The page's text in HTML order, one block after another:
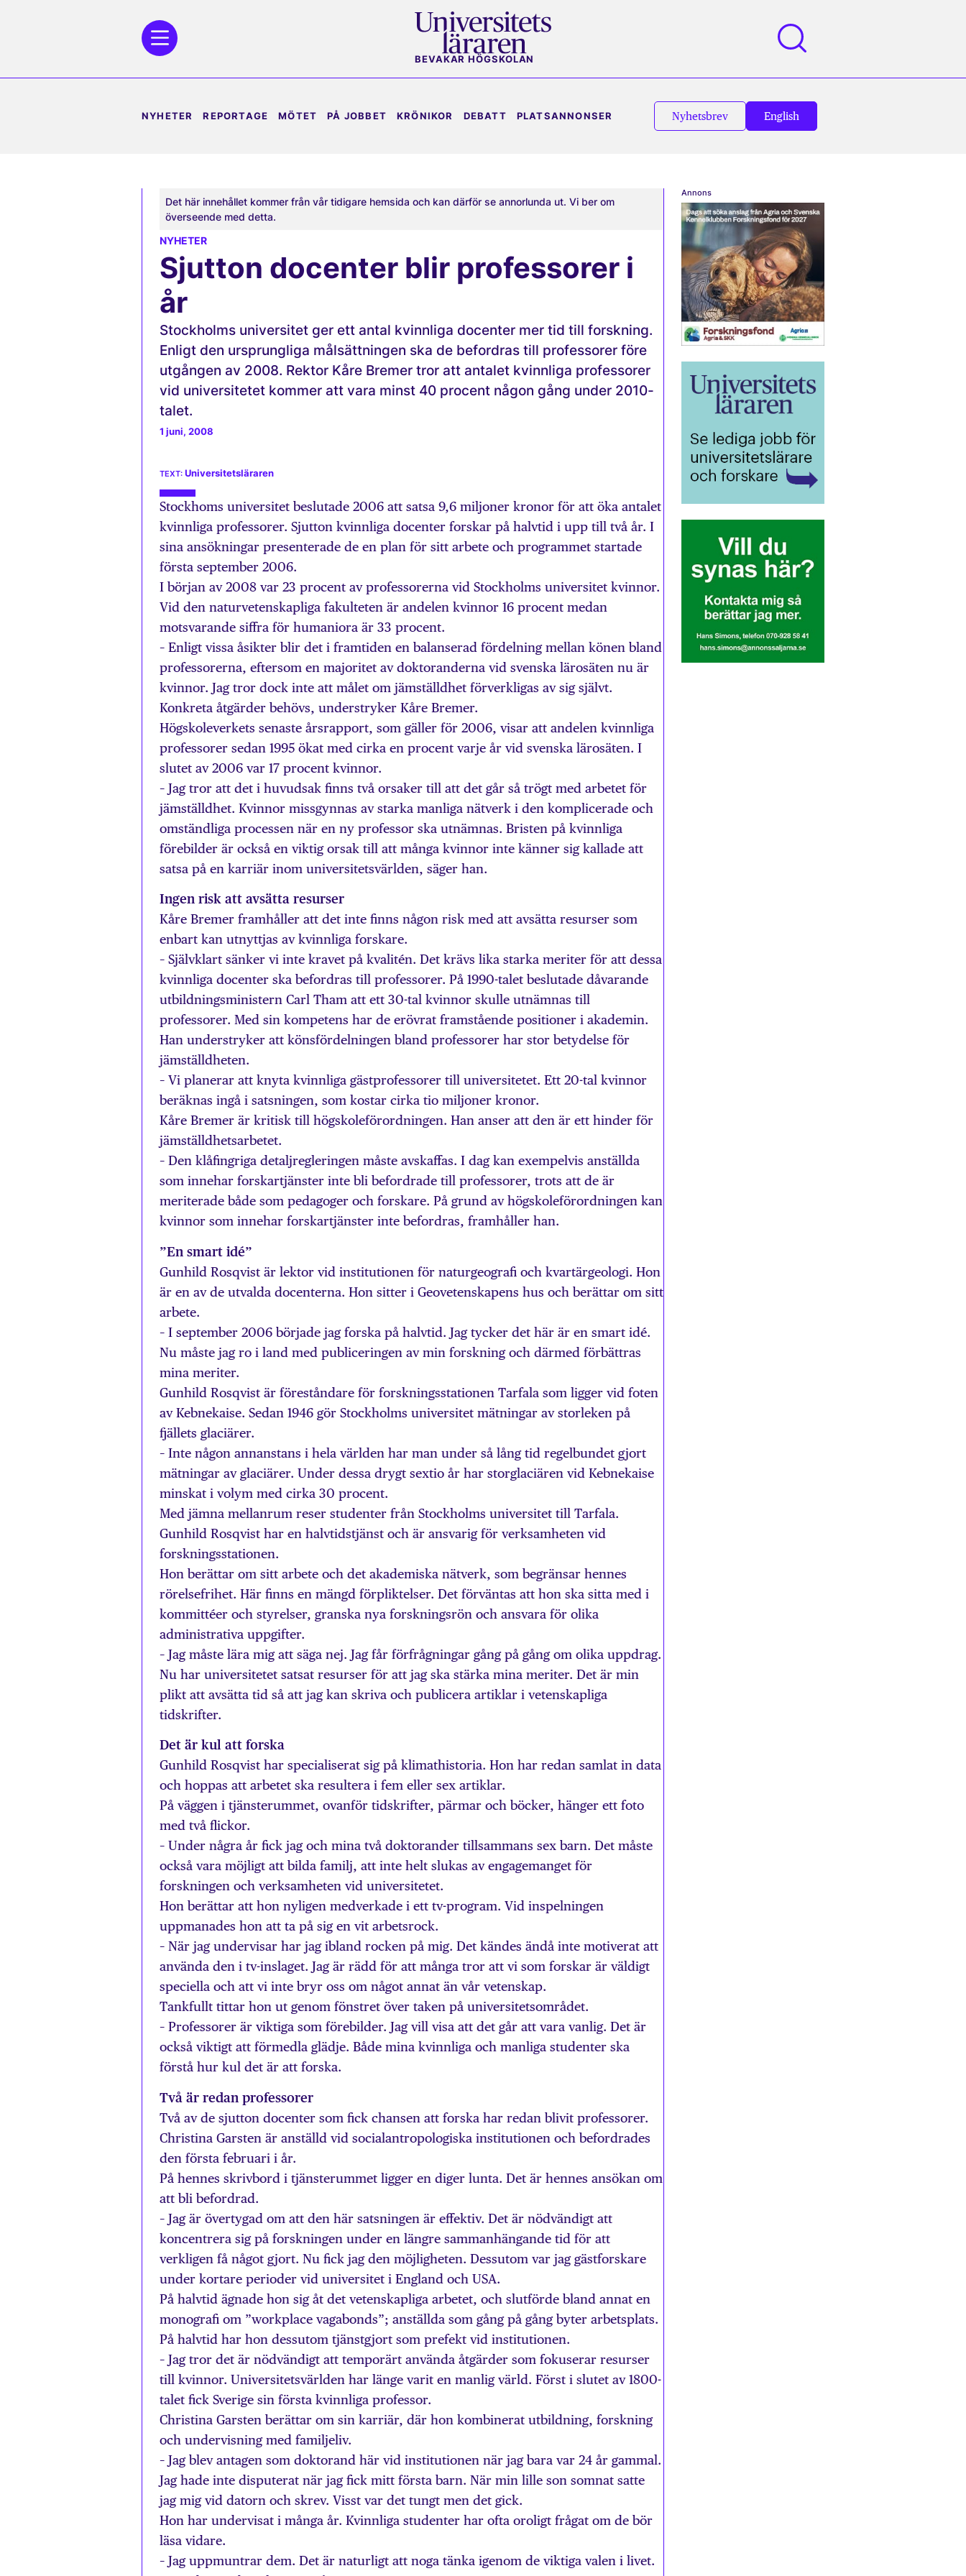
BEVAKAR HÖGSKOLAN
NYHETER REPORTAGE MÖTET PÅ JOBBET KRÖNIKOR DEBATT PLATSANNONSER Nyhetsbrev English
Det här innehållet kommer från vår tidigare hemsida och kan därför se annorlunda ut. Vi ber om
överseende med detta.
NYHETER
Sjutton docenter blir professorer i
år
Stockholms universitet ger ett antal kvinnliga docenter mer tid till forskning.
Enligt den ursprungliga målsättningen ska de befordras till professorer före
utgången av 2008. Rektor Kåre Bremer tror att antalet kvinnliga professorer
vid universitetet kommer att vara minst 40 procent någon gång under 2010-
talet.
1 juni, 2008
Universitetsläraren
Stockhoms universitet beslutade 2006 att satsa 9,6 miljoner kronor för att öka antalet
kvinnliga professorer. Sjutton kvinnliga docenter forskar på halvtid i upp till två år. I
sina ansökningar presenterade de en plan för sitt arbete och programmet startade
första september 2006.
I början av 2008 var 23 procent av professorerna vid Stockholms universitet kvinnor.
Vid den naturvetenskapliga fakulteten är andelen kvinnor 16 procent medan
motsvarande siffra för humaniora är 33 procent.
– Enligt vissa åsikter blir det i framtiden en balanserad fördelning mellan könen bland
professorerna, eftersom en majoritet av doktoranderna vid svenska lärosäten nu är
kvinnor. Jag tror dock inte att målet om jämställdhet förverkligas av sig självt.
Konkreta åtgärder behövs, understryker Kåre Bremer.
Högskoleverkets senaste årsrapport, som gäller för 2006, visar att andelen kvinnliga
professorer sedan 1995 ökat med cirka en procent varje år vid svenska lärosäten. I
slutet av 2006 var 17 procent kvinnor.
– Jag tror att det i huvudsak finns två orsaker till att det går så trögt med arbetet för
jämställdhet. Kvinnor missgynnas av starka manliga nätverk i den komplicerade och
omständliga processen när en ny professor ska utnämnas. Bristen på kvinnliga
förebilder är också en viktig orsak till att många kvinnor inte känner sig kallade att
satsa på en karriär inom universitetsvärlden, säger han.
Ingen risk att avsätta resurser
Kåre Bremer framhåller att det inte finns någon risk med att avsätta resurser som
enbart kan utnyttjas av kvinnliga forskare.
– Självklart sänker vi inte kravet på kvalitén. Det krävs lika starka meriter för att dessa
kvinnliga docenter ska befordras till professorer. På 1990-talet beslutade dåvarande
utbildningsministern Carl Tham att ett 30-tal kvinnor skulle utnämnas till
professorer. Med sin kompetens har de erövrat framstående positioner i akademin.
Han understryker att könsfördelningen bland professorer har stor betydelse för
jämställdheten.
– Vi planerar att knyta kvinnliga gästprofessorer till universitetet. Ett 20-tal kvinnor
beräknas ingå i satsningen, som kostar cirka tio miljoner kronor.
Kåre Bremer är kritisk till högskoleförordningen. Han anser att den är ett hinder för
jämställdhetsarbetet.
– Den klåfingriga detaljregleringen måste avskaffas. I dag kan exempelvis anställda
som innehar forskartjänster inte bli befordrade till professorer, trots att de är
meriterade både som pedagoger och forskare. På grund av högskoleförordningen kan
kvinnor som innehar forskartjänster inte befordras, framhåller han.
”En smart idé”
Gunhild Rosqvist är lektor vid institutionen för naturgeografi och kvartärgeologi. Hon
är en av de utvalda docenterna. Hon sitter i Geovetenskapens hus och berättar om sitt
arbete.
– I september 2006 började jag forska på halvtid. Jag tycker det här är en smart idé.
Nu måste jag ro i land med publiceringen av min forskning och därmed förbättras
mina meriter.
Gunhild Rosqvist är föreståndare för forskningsstationen Tarfala som ligger vid foten
av Kebnekaise. Sedan 1946 gör Stockholms universitet mätningar av storleken på
fjällets glaciärer.
– Inte någon annanstans i hela världen har man under så lång tid regelbundet gjort
mätningar av glaciärer. Under dessa drygt sextio år har storglaciären vid Kebnekaise
minskat i volym med cirka 30 procent.
Med jämna mellanrum reser studenter från Stockholms universitet till Tarfala.
Gunhild Rosqvist har en halvtidstjänst och är ansvarig för verksamheten vid
forskningsstationen.
Hon berättar om sitt arbete och det akademiska nätverk, som begränsar hennes
rörelsefrihet. Här finns en mängd förpliktelser. Det förväntas att hon ska sitta med i
kommittéer och styrelser, granska nya forskningsrön och ansvara för olika
administrativa uppgifter.
– Jag måste lära mig att säga nej. Jag får förfrågningar gång på gång om olika uppdrag.
Nu har universitetet satsat resurser för att jag ska stärka mina meriter. Det är min
plikt att avsätta tid så att jag kan skriva och publicera artiklar i vetenskapliga
tidskrifter.
Det är kul att forska
Gunhild Rosqvist har specialiserat sig på klimathistoria. Hon har redan samlat in data
och hoppas att arbetet ska resultera i fem eller sex artiklar.
På väggen i tjänsterummet, ovanför tidskrifter, pärmar och böcker, hänger ett foto
med två flickor.
– Under några år fick jag och mina två doktorander tillsammans sex barn. Det måste
också vara möjligt att bilda familj, att inte helt slukas av engagemanget för
forskningen och verksamheten vid universitetet.
Hon berättar att hon nyligen medverkade i ett tv-program. Vid inspelningen
uppmanades hon att ta på sig en vit arbetsrock.
– När jag undervisar har jag ibland rocken på mig. Det kändes ändå inte motiverat att
använda den i tv-inslaget. Jag är rädd för att många tror att vi som forskar är väldigt
speciella och att vi inte bryr oss om något annat än vår vetenskap.
Tankfullt tittar hon ut genom fönstret över taken på universitetsområdet.
– Professorer är viktiga som förebilder. Jag vill visa att det går att vara vanlig. Det är
också viktigt att förmedla glädje. Både mina kvinnliga och manliga studenter ska
förstå hur kul det är att forska.
Två är redan professorer
Två av de sjutton docenter som fick chansen att forska har redan blivit professorer.
Christina Garsten är anställd vid socialantropologiska institutionen och befordrades
den första februari i år.
På hennes skrivbord i tjänsterummet ligger en diger lunta. Det är hennes ansökan om
att bli befordrad.
– Jag är övertygad om att den här satsningen är effektiv. Det är nödvändigt att
koncentrera sig på forskningen under en längre sammanhängande tid för att
verkligen få något gjort. Nu fick jag den möjligheten. Dessutom var jag gästforskare
under kortare perioder vid universitet i England och USA.
På halvtid ägnade hon sig åt det vetenskapliga arbetet, och slutförde bland annat en
monografi om ”workplace vagabonds”; anställda som gång på gång byter arbetsplats.
På halvtid har hon dessutom tjänstgjort som prefekt vid institutionen.
– Jag tror det är nödvändigt att temporärt använda åtgärder som fokuserar resurser
till kvinnor. Universitetsvärlden har länge varit en manlig värld. Först i slutet av 1800-
talet fick Sverige sin första kvinnliga professor.
Christina Garsten berättar om sin karriär, där hon kombinerat utbildning, forskning
och undervisning med familjeliv.
– Jag blev antagen som doktorand här vid institutionen när jag bara var 24 år gammal.
Jag hade inte disputerat när jag fick mitt första barn. När min lille son somnat satte
jag mig vid datorn och skrev. Visst var det tungt men det gick.
Hon har undervisat i många år. Kvinnliga studenter har ofta oroligt frågat om de bör
läsa vidare.
– Jag uppmuntrar dem. Det är naturligt att noga tänka igenom de viktiga valen i livet.
Annons